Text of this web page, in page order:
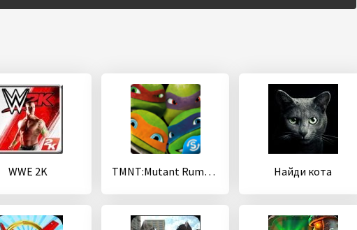
WWE 2K TMNT:Mutant Rumble Найди кота